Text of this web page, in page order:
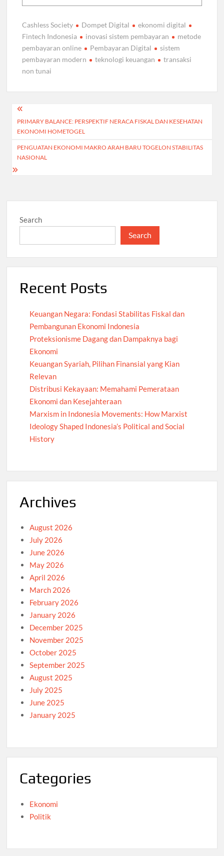
Cashless Society Dompet Digital
ekonomi digital
Fintech Indonesia
inovasi sistem pembayaran
metode
pembayaran online
Pembayaran Digital
sistem
pembayaran modern
teknologi keuangan
transaksi
non tunai
Post
navigation
PRIMARY BALANCE: PERSPEKTIF NERACA FISKAL DAN KESEHATAN
EKONOMI HOMETOGEL
PENGUATAN EKONOMI MAKRO ARAH BARU TOGELON STABILITAS
NASIONAL
Search
Search
Recent Posts
Keuangan Negara: Fondasi Stabilitas Fiskal dan
Pembangunan Ekonomi Indonesia
Proteksionisme Dagang dan Dampaknya bagi
Ekonomi
Keuangan Syariah, Pilihan Finansial yang Kian
Relevan
Distribusi Kekayaan: Memahami Pemerataan
Ekonomi dan Kesejahteraan
Marxism in Indonesia Movements: How Marxist
Ideology Shaped Indonesia’s Political and Social
History
Archives
August 2026
July 2026
June 2026
May 2026
April 2026
March 2026
February 2026
January 2026
December 2025
November 2025
October 2025
September 2025
August 2025
July 2025
June 2025
January 2025
Categories
Ekonomi
Politik